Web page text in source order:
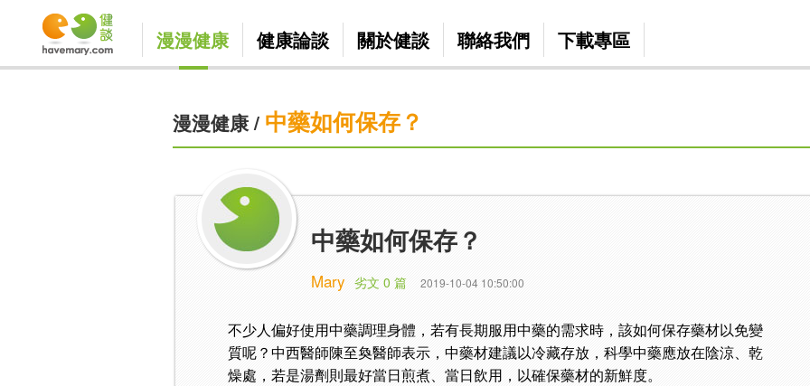
漫漫健康 健康論談 關於健談 聯絡我們 下載專區
漫漫健康/ 中藥如何保存？
中藥如何保存？
Mary 劣文 0 篇 2019-10-04 10:50:00
不少人偏好使用中藥調理身體，若有長期服用中藥的需求時，該如何保存藥材以免變
質呢？中西醫師陳至奐醫師表示，中藥材建議以冷藏存放，科學中藥應放在陰涼、乾
燥處，若是湯劑則最好當日煎煮、當日飲用，以確保藥材的新鮮度。